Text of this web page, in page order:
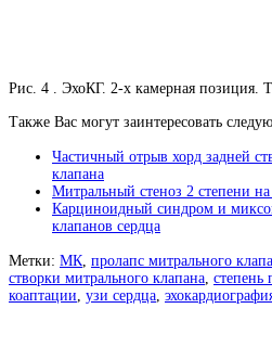
Рис. 4 . ЭхоКГ. 2-х камерная позиция.
Также Вас могут заинтересовать
Частичный отрыв хорд задней
клапана
Митральный стеноз 2 степени
Карциноидный синдром и
клапанов сердца
Метки: МК пролапс митрального
створки митрального клапана степень
коаптации узи сердца